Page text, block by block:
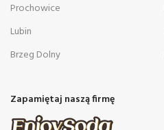
Prochowice
Lubin
Brzeg Dolny
Zapamiętaj naszą firmę